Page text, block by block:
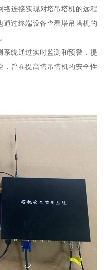
络连接实现对塔吊塔机的远程
通过终端设备查看塔吊塔机的
系统通过实时监测和预警，提
，旨在提高塔吊塔机的安全性